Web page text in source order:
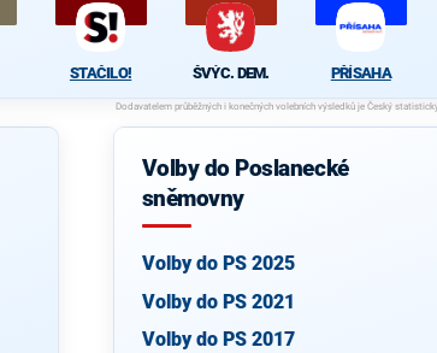
STAČILO! ŠVÝC. DEM. PŘÍSAHA
Volby do Poslanecké
sněmovny
Volby do PS 2025
Volby do PS 2021
Volby do PS 2017